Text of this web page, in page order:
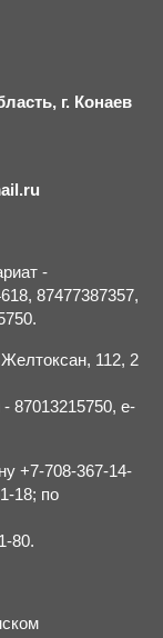
г. Конаев
-
87477387357,
112, 2
87013215750, e-
+7-708-367-14-
18; по
80.